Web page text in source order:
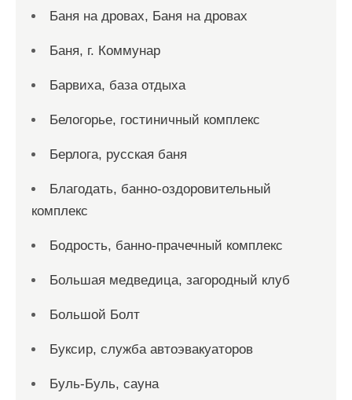
Баня на дровах, Баня на дровах
Баня, г. Коммунар
Барвиха, база отдыха
Белогорье, гостиничный комплекс
Берлога, русская баня
Благодать, банно-оздоровительный
комплекс
Бодрость, банно-прачечный комплекс
Большая медведица, загородный клуб
Большой Болт
Буксир, служба автоэвакуаторов
Буль-Буль, сауна